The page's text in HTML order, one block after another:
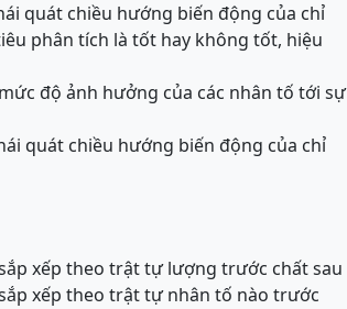
quát chiều hướng biến động của chỉ
phân tích là tốt hay không tốt, hiệu
độ ảnh hưởng của các nhân tố tới sự
quát chiều hướng biến động của chỉ
xếp theo trật tự lượng trước chất sau
xếp theo trật tự nhân tố nào trước